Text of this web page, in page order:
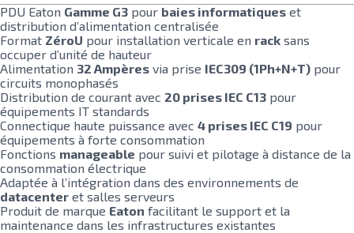
PDU Eaton Gamme G3 pour baies informatiques et
distribution d’alimentation centralisée
Format ZéroU pour installation verticale en rack sans
occuper d’unité de hauteur
Alimentation 32 Ampères via prise IEC309 (1Ph+N+T) pour
circuits monophasés
Distribution de courant avec 20 prises IEC C13 pour
équipements IT standards
Connectique haute puissance avec 4 prises IEC C19 pour
équipements à forte consommation
Fonctions manageable pour suivi et pilotage à distance de la
consommation électrique
Adaptée à l’intégration dans des environnements de
datacenter et salles serveurs
Produit de marque Eaton facilitant le support et la
maintenance dans les infrastructures existantes